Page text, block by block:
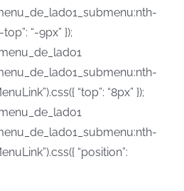
“-9px” });
“top”: “8px” });
“position”: